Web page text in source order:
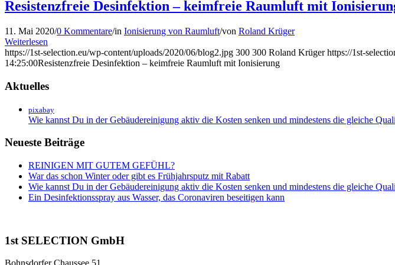
Resistenzfreie Desinfektion – keimfreie Raumluft mit
11. Mai 2020/0 Kommentare/in Ionisierung von Raumluft/von Roland Krüger
Weiterlesen
https://1st-selection.eu/wp-content/uploads/2020/06/blog2.jpg 300 300 Roland Krüger https://1st-
14:25:00Resistenzfreie Desinfektion – keimfreie Raumluft mit Ionisierung
Aktuelles
pixabay
Wie kannst Du in der Gebäudereinigung aktiv die Kosten senken und mindestens die gleiche
Neueste Beiträge
REINIGEN MIT GUTEM GEFÜHL?
War das schon Winter oder gibt es Frühjahrsputz mit Rabatt
Wie kannst Du in der Gebäudereinigung aktiv die Kosten senken und mindestens die gleiche
Ein Desinfektionsspray aus Wasser, das Coronaviren beseitigen kann
1st SELECTION GmbH